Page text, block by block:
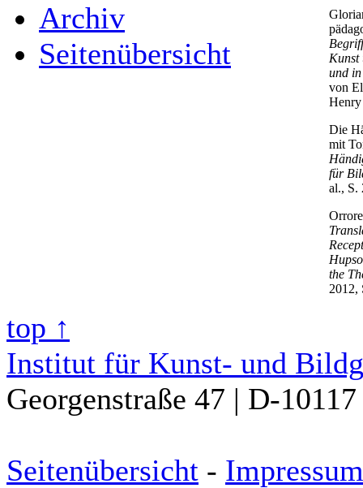
Archiv
Seitenübersicht
Kunst
und
von
Henry
Die
mit
für
al., S.
the
2012,
top ↑
Institut für Kunst- und
Georgenstraße 47 | D-
Seitenübersicht - Impressum